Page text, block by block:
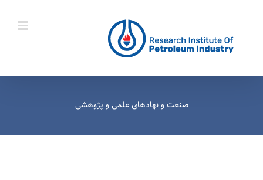
صنعت و نهادهای علمی و پژوهشی